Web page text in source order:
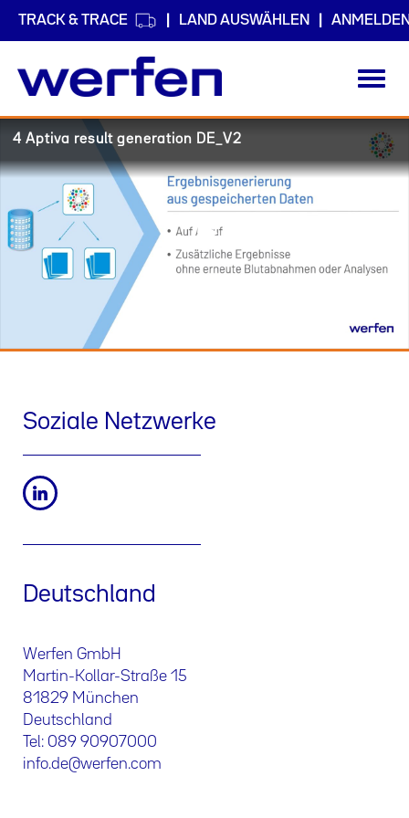
TRACK & TRACE LAND AUSWÄHLEN
zum
Inhalt
4 Aptiva result generation DE_V2
Play
Soziale Netzwerke
Deutschland
Werfen GmbH
Martin-Kollar-Straße 15
81829 München
Deutschland
Tel: 089 90907000
info.de@werfen.com